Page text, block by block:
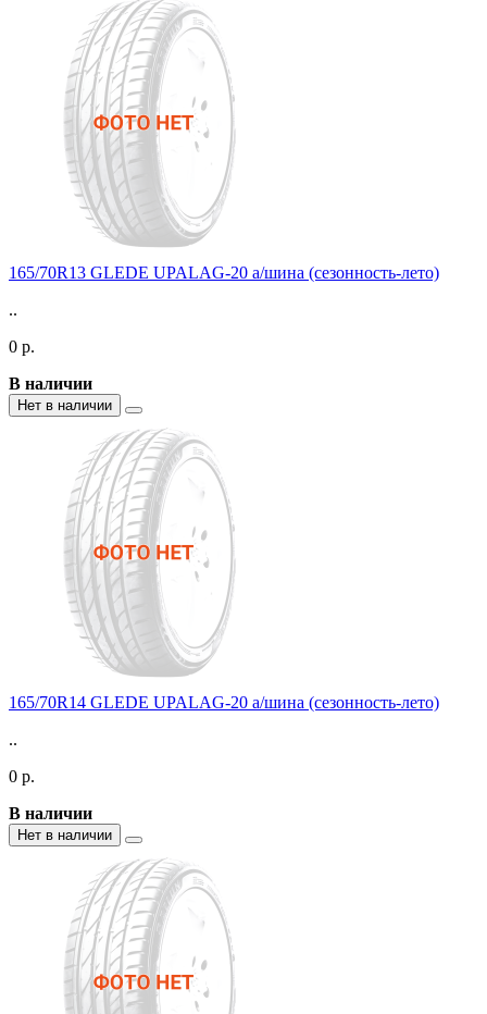
165/70R13 GLEDE UPALAG-20 а/шина (сезонность-лето)
..
0 р.
В наличии
Нет в наличии
165/70R14 GLEDE UPALAG-20 а/шина (сезонность-лето)
..
0 р.
В наличии
Нет в наличии